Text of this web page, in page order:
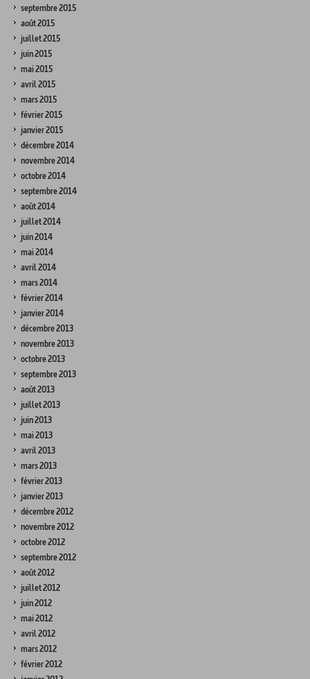
septembre 2015
août 2015
juillet 2015
juin 2015
mai 2015
avril 2015
mars 2015
février 2015
janvier 2015
décembre 2014
novembre 2014
octobre 2014
septembre 2014
août 2014
juillet 2014
juin 2014
mai 2014
avril 2014
mars 2014
février 2014
janvier 2014
décembre 2013
novembre 2013
octobre 2013
septembre 2013
août 2013
juillet 2013
juin 2013
mai 2013
avril 2013
mars 2013
février 2013
janvier 2013
décembre 2012
novembre 2012
octobre 2012
septembre 2012
août 2012
juillet 2012
juin 2012
mai 2012
avril 2012
mars 2012
février 2012